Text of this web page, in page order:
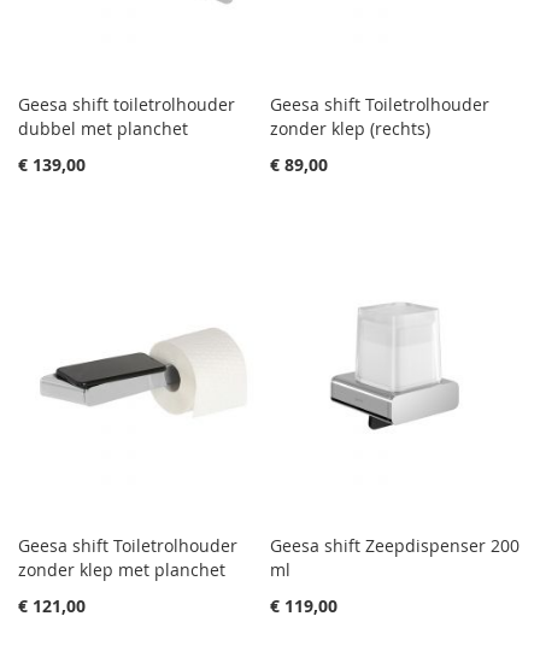
Geesa shift toiletrolhouder
dubbel met planchet
€ 139,00
Geesa shift Toiletrolhouder
zonder klep (rechts)
€ 89,00
Geesa shift Toiletrolhouder
zonder klep met planchet
€ 121,00
Geesa shift Zeepdispenser 200
ml
€ 119,00